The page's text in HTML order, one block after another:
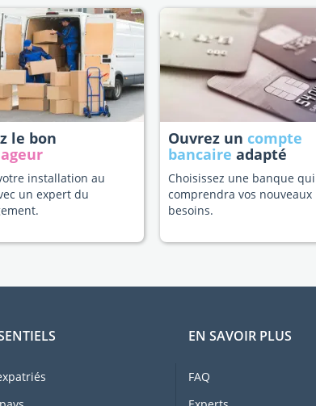
le bon
installation au
un expert du
Ouvrez un compte
bancaire adapté
Choisissez une banque qui
comprendra vos nouveaux
besoins.
EN SAVOIR PLUS
FAQ